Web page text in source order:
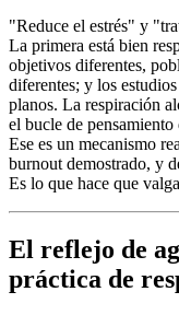
"Reduce el estrés" y
La primera está bien
objetivos diferentes,
diferentes; y los
planos. La respiración
el bucle de pensamiento
Ese es un mecanismo
burnout demostrado, y
Es lo que hace que
El reflejo de
práctica de